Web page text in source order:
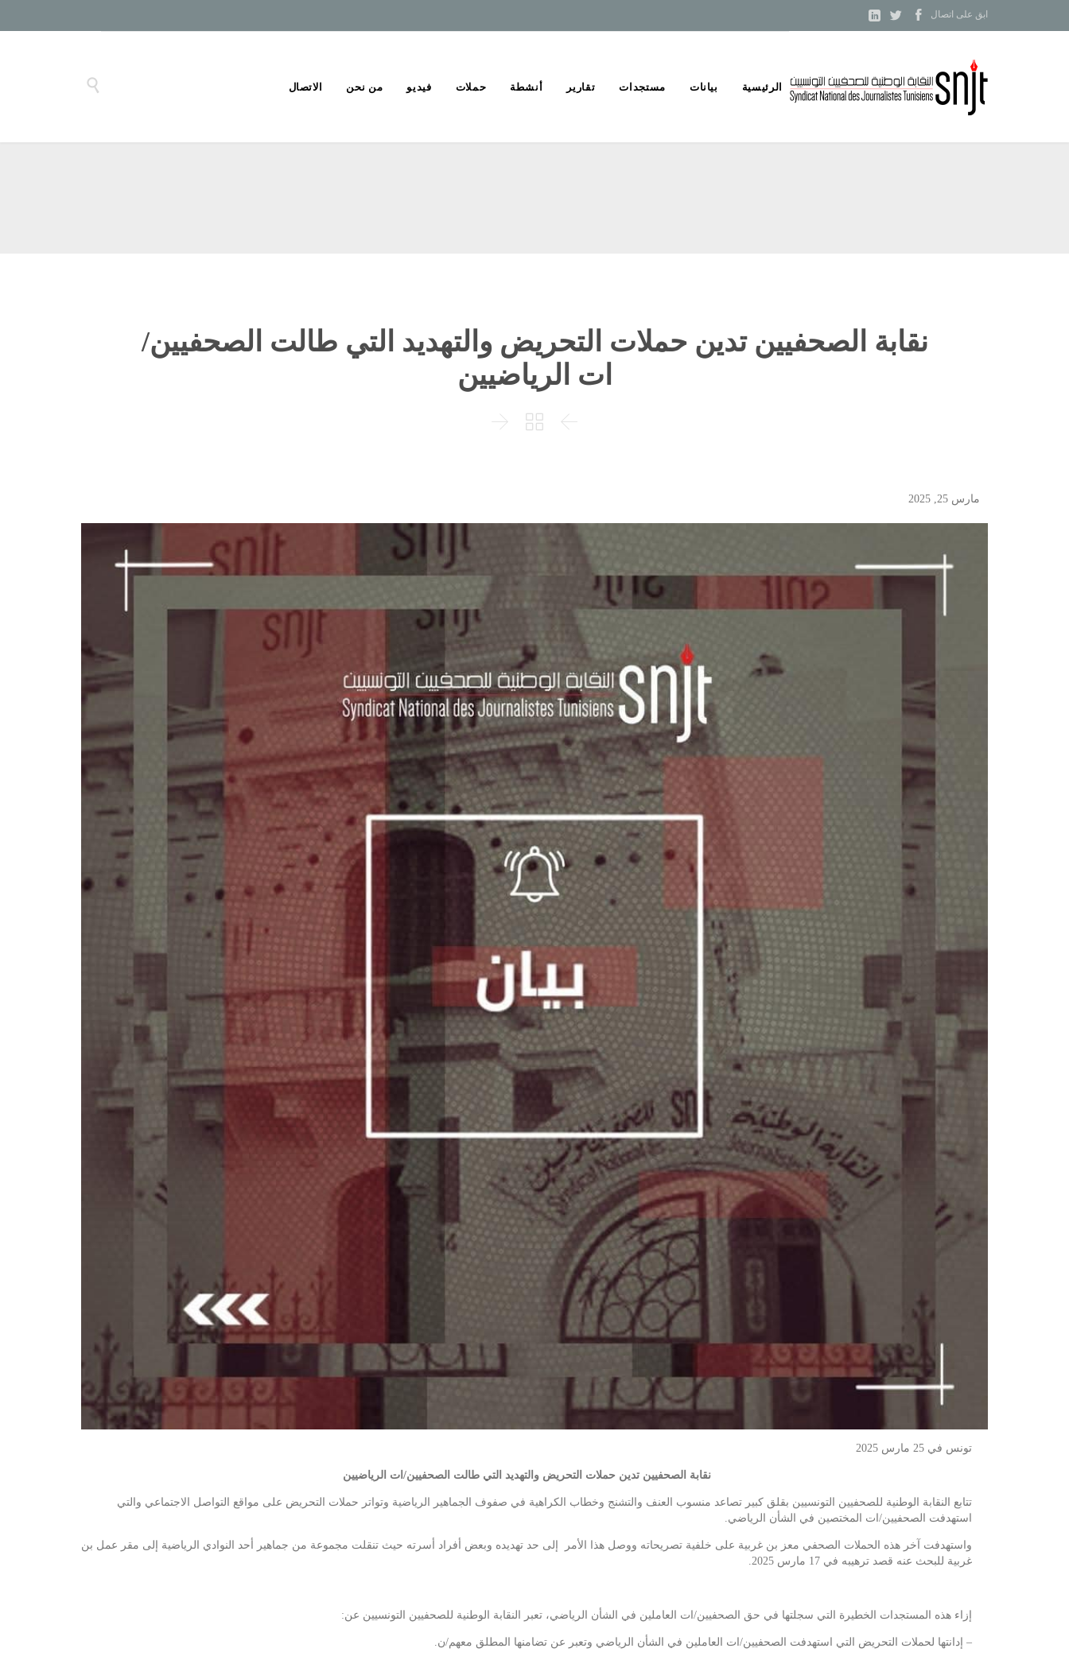
ابق على اتصال 


Skip
to
content
الرئيسية بيانات مستجدات تقارير أنشطة حملات فيديو من نحن الاتصال 
نقابة الصحفيين تدين حملات التحريض والتهديد التي طالت الصحفيين/
ات الرياضيين



مارس 25, 2025
تونس في 25 مارس 2025
نقابة الصحفيين تدين حملات التحريض والتهديد التي طالت الصحفيين/ات الرياضيين
تتابع النقابة الوطنية للصحفيين التونسيين بقلق كبير تصاعد منسوب العنف والتشنج وخطاب الكراهية في صفوف الجماهير الرياضية وتواتر حملات التحريض على مواقع التواصل الاجتماعي والتي
استهدفت الصحفيين/ات المختصين في الشأن الرياضي.
واستهدفت آخر هذه الحملات الصحفي معز بن غربية على خلفية تصريحاته ووصل هذا الأمر إلى حد تهديده وبعض أفراد أسرته حيث تنقلت مجموعة من جماهير أحد النوادي الرياضية إلى مقر عمل بن
غربية للبحث عنه قصد ترهيبه في 17 مارس 2025.
إزاء هذه المستجدات الخطيرة التي سجلتها في حق الصحفيين/ات العاملين في الشأن الرياضي، تعبر النقابة الوطنية للصحفيين التونسيين عن:
– إدانتها لحملات التحريض التي استهدفت الصحفيين/ات العاملين في الشأن الرياضي وتعبر عن تضامنها المطلق معهم/ن.